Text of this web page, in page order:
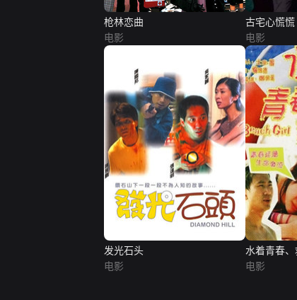
枪林恋曲
电影
古宅心慌慌
电影
发光石头
电影
水着青春、
电影